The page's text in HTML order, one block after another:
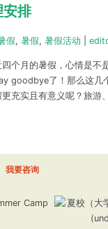
安排
假, 暑假, 暑假活动
个月的暑假，心情是不
goodbye了！那么这几
充实且有意义呢？旅游
我要咨询